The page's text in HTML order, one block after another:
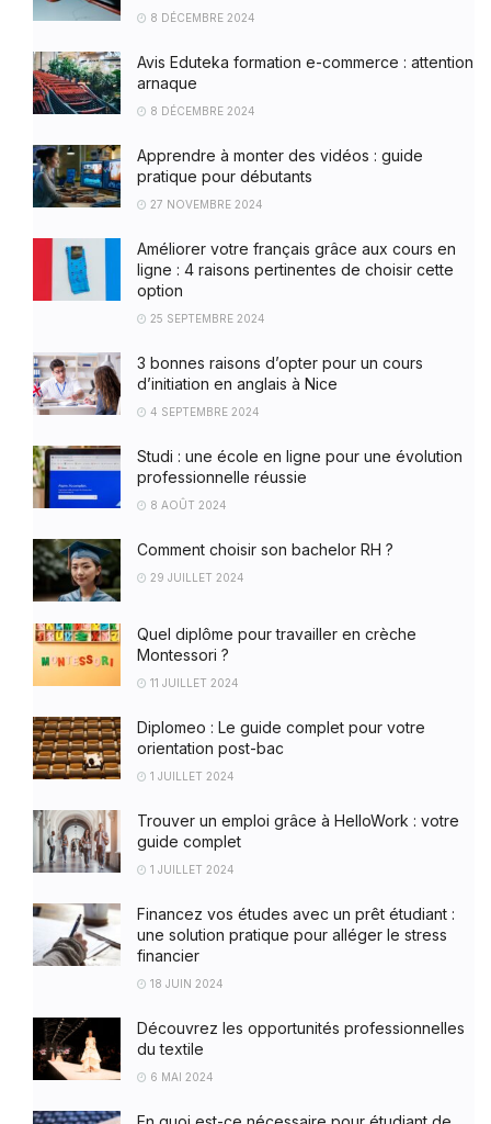
8 DÉCEMBRE 2024
Avis Eduteka formation e-commerce : attention
arnaque
8 DÉCEMBRE 2024
Apprendre à monter des vidéos : guide
pratique pour débutants
27 NOVEMBRE 2024
Améliorer votre français grâce aux cours en
ligne : 4 raisons pertinentes de choisir cette
option
25 SEPTEMBRE 2024
3 bonnes raisons d’opter pour un cours
d’initiation en anglais à Nice
4 SEPTEMBRE 2024
Studi : une école en ligne pour une évolution
professionnelle réussie
8 AOÛT 2024
Comment choisir son bachelor RH ?
29 JUILLET 2024
Quel diplôme pour travailler en crèche
Montessori ?
11 JUILLET 2024
Diplomeo : Le guide complet pour votre
orientation post-bac
1 JUILLET 2024
Trouver un emploi grâce à HelloWork : votre
guide complet
1 JUILLET 2024
Financez vos études avec un prêt étudiant :
une solution pratique pour alléger le stress
financier
18 JUIN 2024
Découvrez les opportunités professionnelles
du textile
6 MAI 2024